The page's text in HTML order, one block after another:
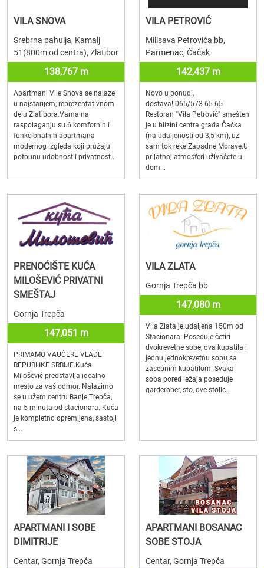
VILA SNOVA
Srebrna pahulja, Kamalj
51(800m od centra), Zlatibor
138,767 m
Apartmani Vile Snova se nalaze
u najstarijem, reprezentativnom
delu Zlatibora.Vama na
raspolaganju su 6 komfornih i
funkcionalnih apartmana
modernog izgleda koji pružaju
potpunu udobnost i privatnost...
VILA PETROVIĆ
Milisava Petrovića bb,
Parmenac, Čačak
142,437 m
Novo u ponudi,
dostava! 065/573-65-65
Restoran "Vila Petrović" smešten
je u blizini centra grada Čačka
(na udaljenosti od 3,5 km), uz
sam tok reke Zapadne Morave.U
prijatnoj atmosferi uživaćete u
dom...
PRENOĆIŠTE KUĆA
MILOŠEVIĆ PRIVATNI
SMEŠTAJ
Gornja Trepča
147,051 m
PRIMAMO VAUČERE VLADE
REPUBLIKE SRBIJE.Kuća
Milošević predstavlja idealno
mesto za vaš odmor. Nalazimo
se u užem centru Banje Trepča,
na 5 minuta od stacionara. Kuća
je kompletno opremljena, sastoji
s...
VILA ZLATA
Gornja Trepča bb
147,080 m
Vila Zlata je udaljena 150m od
Stacionara. Poseduje četiri
dvokrevetne sobe, dva kupatila i
jednu jednokrevetnu sobu sa
zasebnim kupatilom. Svaka
soba pored ležaja poseduje
garderober, sto, dve stolic...
APARTMANI I SOBE
DIMITRIJE
Centar, Gornja Trepča
APARTMANI BOSANAC
SOBE STOJA
Centar, Gornja Trepča